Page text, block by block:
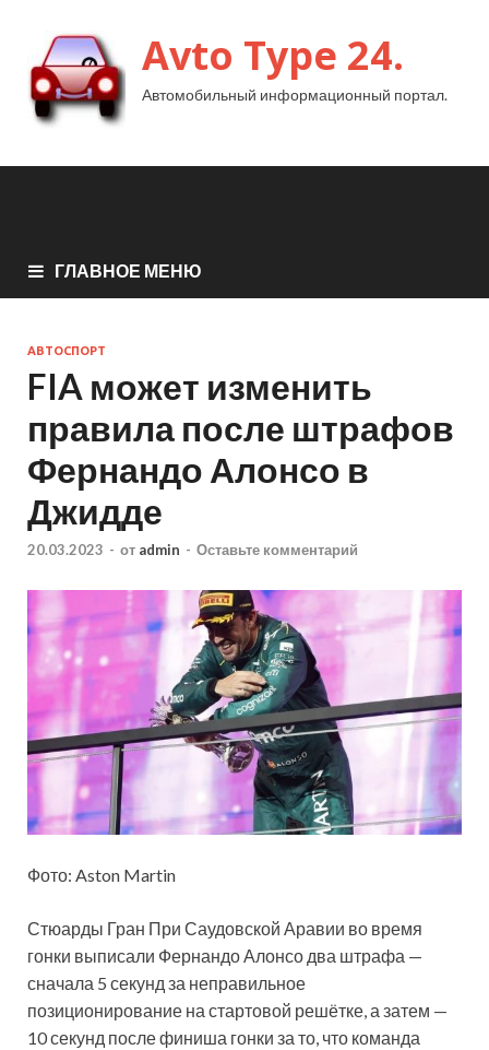
Avto Type 24.
Автомобильный информационный портал.
ГЛАВНОЕ МЕНЮ
АВТОСПОРТ
FIA может изменить
правила после штрафов
Фернандо Алонсо в
Джидде
20.03.2023 - от admin - Оставьте комментарий
Фото: Aston Martin
Стюарды Гран При Саудовской Аравии во время
гонки выписали Фернандо Алонсо два штрафа —
сначала 5 секунд за неправильное
позиционирование на стартовой решётке, а затем —
10 секунд после финиша гонки за то, что команда